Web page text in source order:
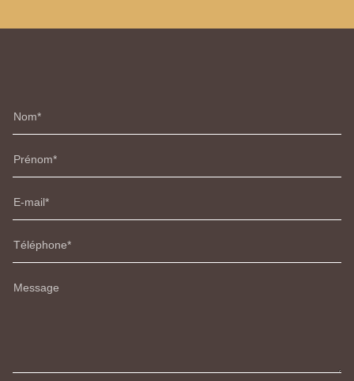
Nom
Prénom
E-mail
Téléphone
Message